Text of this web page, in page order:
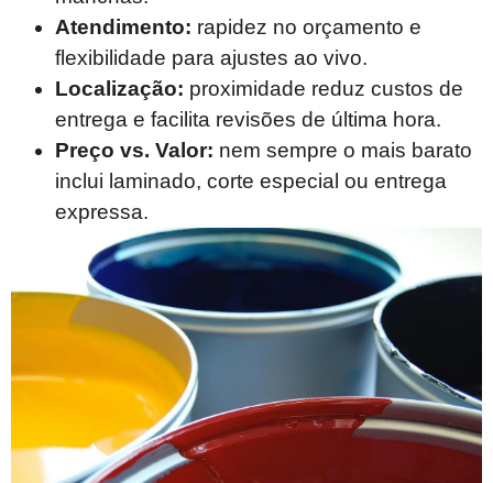
Atendimento: rapidez no orçamento e
flexibilidade para ajustes ao vivo.
Localização: proximidade reduz custos de
entrega e facilita revisões de última hora.
Preço vs. Valor: nem sempre o mais barato
inclui laminado, corte especial ou entrega
expressa.